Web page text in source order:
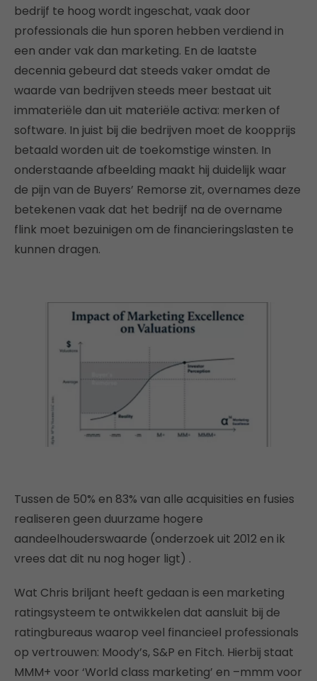
bedrijf te hoog wordt ingeschat, vaak door
professionals die hun sporen hebben verdiend in
een ander vak dan marketing. En de laatste
decennia gebeurd dat steeds vaker omdat de
waarde van bedrijven steeds meer bestaat uit
immateriële dan uit materiële activa: merken of
software. In juist bij die bedrijven moet de koopprijs
betaald worden uit de toekomstige winsten. In
onderstaande afbeelding maakt hij duidelijk waar
de pijn van de Buyers’ Remorse zit, overnames deze
betekenen vaak dat het bedrijf na de overname
flink moet bezuinigen om de financieringslasten te
kunnen dragen.
Tussen de 50% en 83% van alle acquisities en fusies
realiseren geen duurzame hogere
aandeelhouderswaarde (onderzoek uit 2012 en ik
vrees dat dit nu nog hoger ligt) .
Wat Chris briljant heeft gedaan is een marketing
ratingsysteem te ontwikkelen dat aansluit bij de
ratingbureaus waarop veel financieel professionals
op vertrouwen: Moody’s, S&P en Fitch. Hierbij staat
MMM+ voor ‘World class marketing’ en –mmm voor